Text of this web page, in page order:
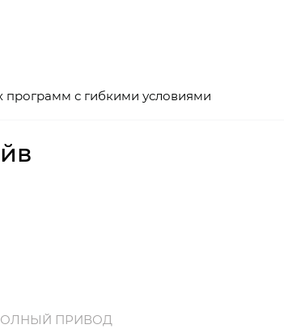
программ с гибкими условиями
ПРИВОД